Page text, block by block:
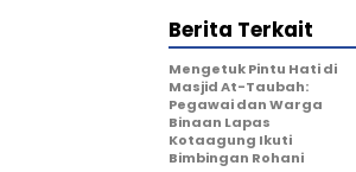
Berita Terkait
Mengetuk Pintu Hati di
Masjid At-Taubah:
Pegawai dan Warga
Binaan Lapas
Kotaagung Ikuti
Bimbingan Rohani